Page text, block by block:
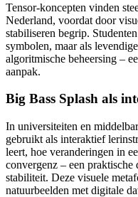
Tensor-koncepten vinden
Nederland, voordat door
stabiliseren begrip.
symbolen, maar als
algoritmische beheersing –
aanpak.
Big Bass Splash als
In universiteiten en
gebruikt als interaktief
leert, hoe veranderingen in
convergenz – een praktische
stabiliteit. Deze visuele
natuurbeelden met digitale